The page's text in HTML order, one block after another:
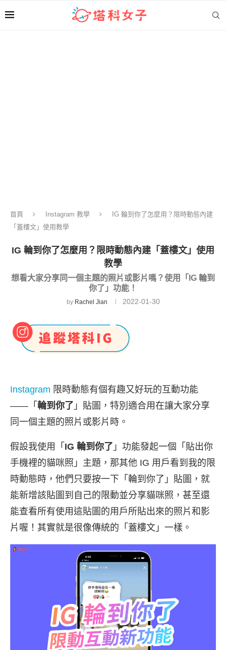
首頁 Instagram 教學
IG 輪到你了怎麼用？限時動態內建
「蓋樓文」使用教學
IG 輪到你了怎麼用？限時動態內建「蓋樓文」使用
教學
想看大家分享同一個主題的照片或影片嗎？使用「IG 輪到
你了」功能！
by Rachel Jian 2022-01-30
Instagram 限時動態有個有趣又好玩的互動功能
——「 輪到你了 」貼圖，特別適合用在讓大家分享
同一個主題的照片或影片時。
假設我使用「 IG 輪到你了 」功能發起一個「貼出你
手機裡的貓咪照」主題，那其他 IG 用戶看到我的限
時動態時，他們只要按一下「輪到你了」貼圖，就
能新增該貼圖到自己的限動並分享貓咪照，甚至還
能查看所有使用這貼圖的用戶所貼出來的照片和影
片喔！其實就是很像傳統的「蓋樓文」一樣。